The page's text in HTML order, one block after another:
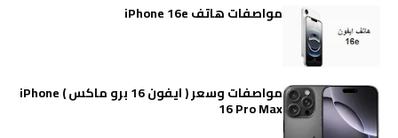
مواصفات هاتف iPhone 16e
مواصفات وسعر ( ايفون 16 برو ماكس ) iPhone
16 Pro Max